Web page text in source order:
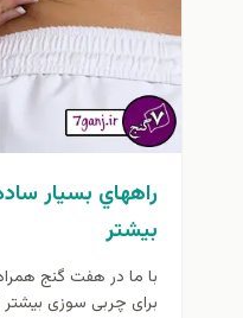
راههاي بسيار
بيشتر
با ما در هفت گنج
برای چربی سوزی بیشتر که